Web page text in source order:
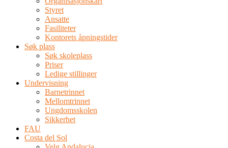
Styret
Ansatte
Fasiliteter
Kontorets åpningstider
Søk plass
Søk skoleplass
Priser
Ledige stillinger
Undervisning
Barnetrinnet
Mellomtrinnet
Ungdomsskolen
Sikkerhet
FAU
Costa del Sol